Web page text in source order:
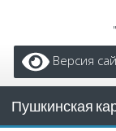
Версия
Пушкинская